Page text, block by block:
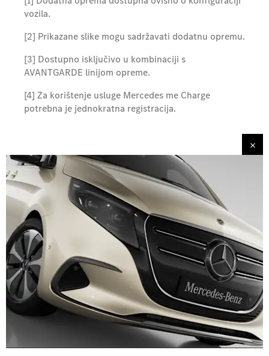
vozila.
[2] Prikazane slike mogu sadržavati dodatnu opremu.
[3] Dostupno isključivo u kombinaciji s
AVANTGARDE linijom opreme.
[4] Za korištenje usluge Mercedes me Charge
potrebna je jednokratna registracija.